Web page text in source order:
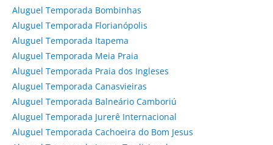
Aluguel Temporada Bombinhas
Aluguel Temporada Florianópolis
Aluguel Temporada Itapema
Aluguel Temporada Meia Praia
Aluguel Temporada Praia dos Ingleses
Aluguel Temporada Canasvieiras
Aluguel Temporada Balneário Camboriú
Aluguel Temporada Jurerê Internacional
Aluguel Temporada Cachoeira do Bom Jesus